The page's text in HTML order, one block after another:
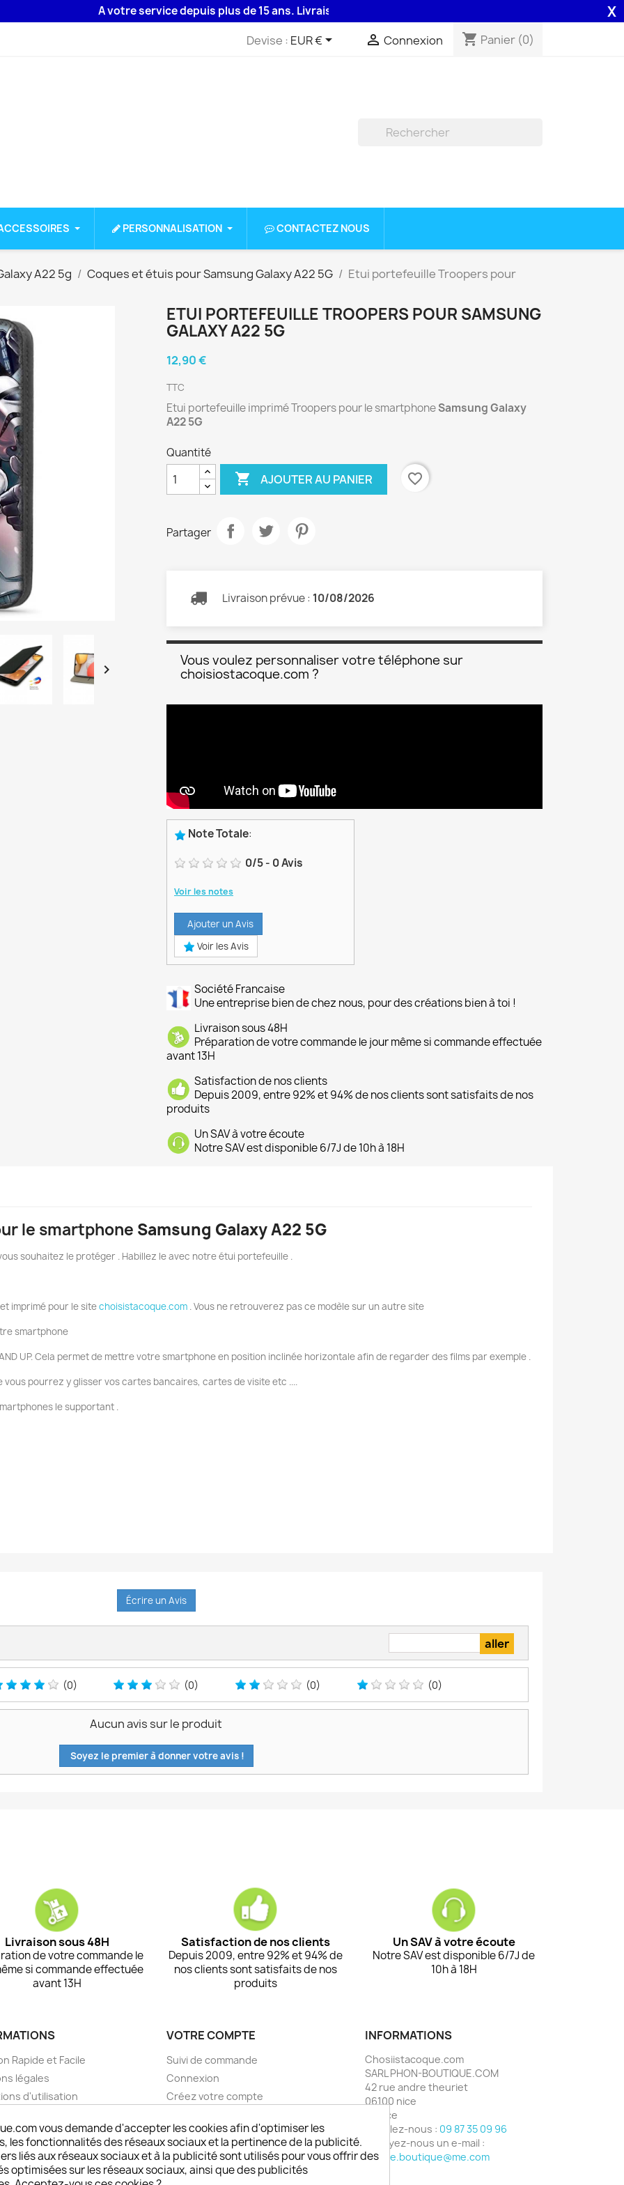
A votre service depuis plus de 15 ans. Livraison 48H assurée par la Poste . X
Devise : EUR €  Connexion shopping_cart Panier (0)
PERSONNALISATION CONTACTEZ NOUS
A22 5g Coques et étuis pour Samsung Galaxy A22 5G Etui portefeuille Troopers pour

ETUI PORTEFEUILLE TROOPERS POUR SAMSUNG
GALAXY A22 5G
12,90 €
TTC
Etui portefeuille imprimé Troopers pour le smartphoneSamsung Galaxy
A22 5G
Quantité
 AJOUTER AU PANIER favorite_border
Partager
Livraison prévue : 10/08/2026
Vous voulez personnaliser votre téléphone sur
choisiostacoque.com ?
Note Totale:
0/5- 0Avis
Voir les notes
Ajouter un Avis
Voir les Avis
Société Francaise
Une entreprise bien de chez nous, pour des créations bien à toi !
Livraison sous 48H
Préparation de votre commande le jour même si commande effectuée
avant 13H
Satisfaction de nos clients
Depuis 2009, entre 92% et 94% de nos clients sont satisfaits de nos
produits
Un SAV à votre écoute
Notre SAV est disponible 6/7J de 10h à 18H
le smartphone Samsung Galaxy A22 5G
souhaitez le protéger . Habillez le avec notre étui portefeuille .
imprimé pour le sitechoisistacoque.com . Vous ne retrouverez pas ce modèle sur un autre site
smartphone
UP. Cela permet de mettre votre smartphone en position inclinée horizontale afin de regarder des films par exemple .
pourrez y glisser vos cartes bancaires, cartes de visite etc ....
le supportant .
Écrire un Avis
(0) (0) (0) (0)
Aucun avis sur le produit
Soyez le premier à donner votre avis !
Livraison sous 48H
de votre commande le
si commande effectuée
avant 13H
Satisfaction de nos clients
Depuis 2009, entre 92% et 94% de
nos clients sont satisfaits de nos
produits
Un SAV à votre écoute
Notre SAV est disponible 6/7J de
10h à 18H
Rapide et Facile
légales
d'utilisation
sécurisé choisistacoque
et remboursements
DOM TOM et outremer
VOTRE COMPTE
Suivi de commande
Connexion
Créez votre compte
INFORMATIONS
Chosiistacoque.com
SARL PHON-BOUTIQUE.COM
42 rue andre theuriet
06100 nice
France
Appelez-nous : 09 87 35 09 96
Envoyez-nous un e-mail :
phone.boutique@me.com
vous demande d'accepter les cookies afin d'optimiser les
les fonctionnalités des réseaux sociaux et la pertinence de la publicité.
liés aux réseaux sociaux et à la publicité sont utilisés pour vous offrir des
optimisées sur les réseaux sociaux, ainsi que des publicités